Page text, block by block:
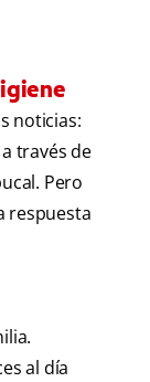
noticias:
través de
Pero
respuesta
al día